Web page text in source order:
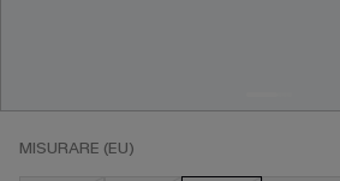
MISURARE (EU)